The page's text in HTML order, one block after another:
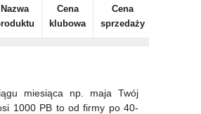
Nazwa
Cena
klubowa
Cena
sprzedaży
miesiąca np. maja Twój
1000 PB to od firmy po 40-